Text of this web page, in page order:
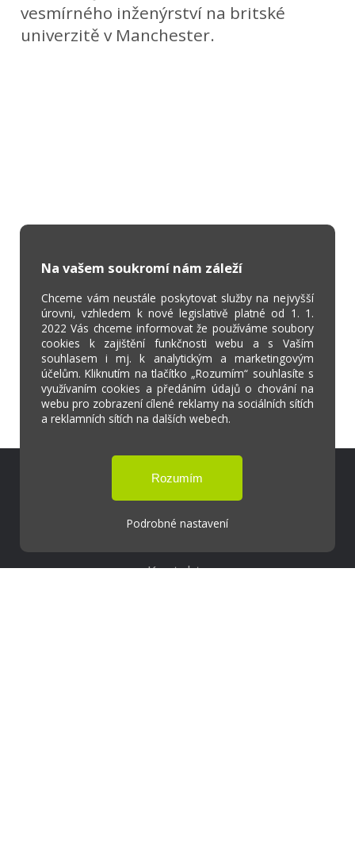
vesmírného inženýrství na britské
univerzitě v Manchester.
Na vašem soukromí nám záleží
Chceme vám neustále poskytovat služby na nejvyšší
úrovni, vzhledem k nové legislativě platné od 1. 1.
2022 Vás chceme informovat že používáme soubory
cookies k zajištění funkčnosti webu a s Vaším
souhlasem i mj. k analytickým a marketingovým
účelům. Kliknutím na tlačítko „Rozumím“ souhlasíte s
využívaním cookies a předáním údajů o chování na
webu pro zobrazení cílené reklamy na sociálních sítích
a reklamních sítích na dalších webech.
Podrobné nastavení
Škola Online
Strava.cz
Kontakty